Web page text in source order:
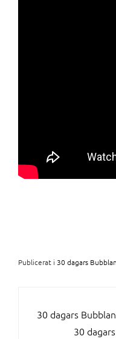
Publicerat i 30 dagars
30 dagars
30